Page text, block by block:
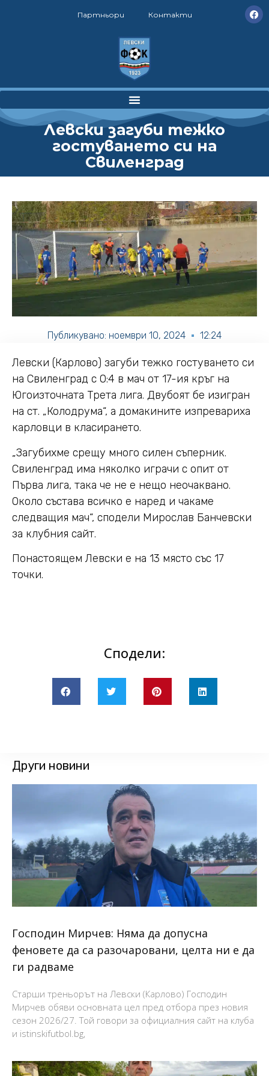
Партньори Контакти
Левски загуби тежко
гостуването си на
Свиленград
Публикувано: ноември 10, 2024 12:24
Левски (Карлово) загуби тежко гостуването си
на Свиленград с 0:4 в мач от 17-ия кръг на
Югоизточната Трета лига. Двубоят бе изигран
на ст. „Колодрума“, а домакините изпревариха
карловци в класирането.
„Загубихме срещу много силен съперник.
Свиленград има няколко играчи с опит от
Първа лига, така че не е нещо неочаквано.
Около състава всичко е наред и чакаме
следващия мач“, сподели Мирослав Банчевски
за клубния сайт.
Понастоящем Левски е на 13 място със 17
точки.
Сподели:
Други новини
Господин Мирчев: Няма да допусна
феновете да са разочаровани, целта ни е да
ги радваме
Старши треньорът на Левски (Карлово) Господин
Мирчев обяви основната цел пред отбора през новия
сезон 2026/27. Той говори за официалния сайт на клуба
и istinskifutbol.bg,